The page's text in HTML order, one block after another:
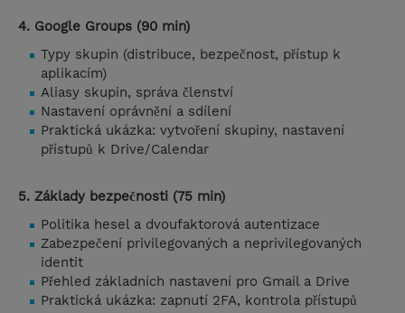
4. Google Groups (90 min)
Typy skupin (distribuce, bezpečnost, přístup k
aplikacím)
Aliasy skupin, správa členství
Nastavení oprávnění a sdílení
Praktická ukázka: vytvoření skupiny, nastavení
přístupů k Drive/Calendar
5. Základy bezpečnosti (75 min)
Politika hesel a dvoufaktorová autentizace
Zabezpečení privilegovaných a neprivilegovaných
identit
Přehled základních nastavení pro Gmail a Drive
Praktická ukázka: zapnutí 2FA, kontrola přístupů